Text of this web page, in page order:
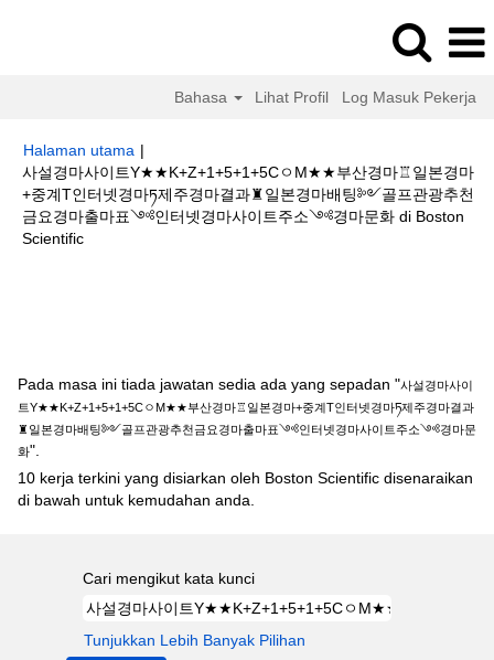
Bahasa Lihat Profil Log Masuk Pekerja
Halaman utama |
사설경마사이트Y★★K+Z+1+5+1+5CㅇM★★부산경마♖일본경마
+중계T인터넷경마ཏ제주경마결과♜일본경마배팅༻골프관광추천
금요경마출마표༺인터넷경마사이트주소༺경마문화 di Boston
Scientific(halaman
Pada masa ini tiada jawatan sedia ada yang sepadan "사설경마사이
트Y★★K+Z+1+5+1+5CㅇM★★부산경마♖일본경마+중계T인터넷경마ཏ제주경마결과
♜일본경마배팅༻골프관광추천금요경마출마표༺인터넷경마사이트주소༺경마문
화".
10 kerja terkini yang disiarkan oleh Boston Scientific disenaraikan
di bawah untuk kemudahan anda.
Cari mengikut kata kunci
Tunjukkan Lebih Banyak Pilihan